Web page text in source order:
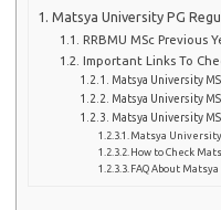
Matsya University PG
RRBMU MSc Previous
Important Links To
Matsya University
Matsya University
Matsya University
Matsya University
How to Check
FAQ About